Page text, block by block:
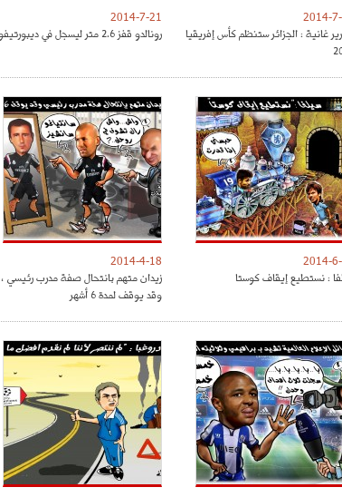
2014-7-
غانية : الجزائر ستنظم كأس إفريقيا
2014-7-21
رونالدو قفز 2.6 متر ليسجل في ديبورتيفو
2014-
: نستطيع إيقاف كوستا
2014-4-18
زيدان متهم بانتحال صفة مدرب رئيسي ،
وقد يوقف لمدة 6 أشهر